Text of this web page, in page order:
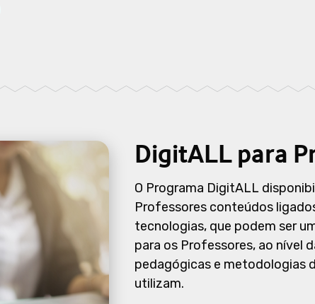
DigitALL para
O Programa DigitALL
Professores conteúdos
tecnologias, que podem ser
para os Professores, ao nível
pedagógicas e metodologias
utilizam.